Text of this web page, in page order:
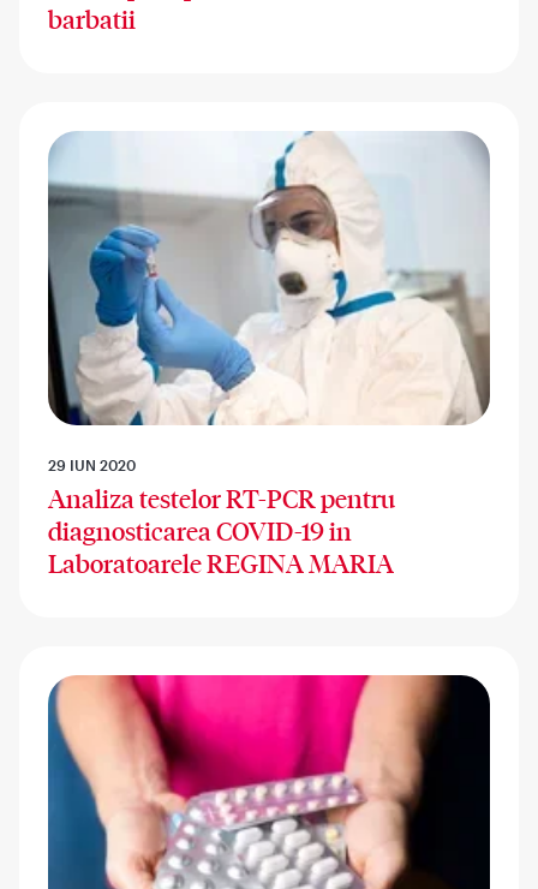
barbatii
29 IUN 2020
Analiza testelor RT-PCR pentru
diagnosticarea COVID-19 in
Laboratoarele REGINA MARIA